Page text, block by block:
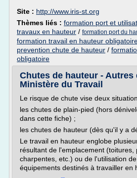
Site : http://www.iris-st.org
Thèmes liés : formation port et
travaux en hauteur / formation port du
formation travail en hauteur
prevention chute de hauteur /
obligatoire
Chutes de hauteur - Autres
Ministère du Travail
Le risque de chute vise deux
les chutes de plain-pied (hors
dans cette fiche) ;
les chutes de hauteur (dès qu'il y a
Le travail en hauteur englobe
résultant de l'emplacement (toitures,
charpentes, etc.) ou de l'utilisation
équipements destinés à travailler en